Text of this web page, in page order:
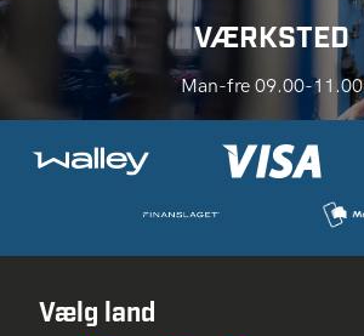
VÆRKSTED
Man-fre 09.00-11.00
Vælg land